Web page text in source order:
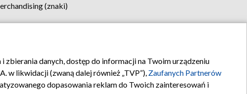
(znaki)
reklamy Kontakt
danych, dostęp do informacji na Twoim urządzeniu
w likwidacji (zwaną dalej również „TVP”), Zaufanych Partnerów
dopasowania reklam do Twoich zainteresowań i